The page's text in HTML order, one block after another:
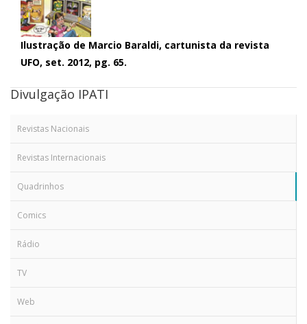
Ilustração de Marcio Baraldi, cartunista da revista
UFO, set. 2012, pg. 65.
Divulgação IPATI
Revistas Nacionais
Revistas Internacionais
Quadrinhos
Comics
Rádio
TV
Web